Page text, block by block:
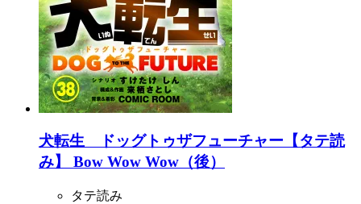
犬転生 ドッグトゥザフューチャー【タテ読
み】 Bow Wow Wow（後）
タテ読み